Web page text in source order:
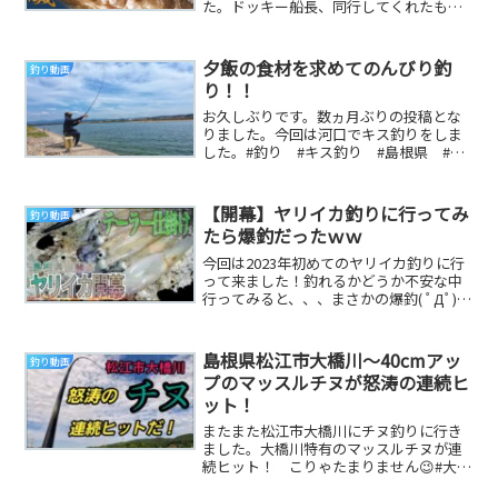
た。ドッキー船長、同行してくれたも一
釣り動画
夕飯の食材を求めてのんびり釣
り！！
お久しぶりです。数ヵ月ぶりの投稿とな
りました。今回は河口でキス釣りをしま
した。#釣り #キス釣り #島根県 #益
釣り動画
【開幕】ヤリイカ釣りに行ってみ
たら爆釣だったｗｗ
今回は2023年初めてのヤリイカ釣りに行
って来ました！釣れるかどうか不安な中
行ってみると、、、まさかの爆釣( ﾟДﾟ)ｗ
釣り動画
島根県松江市大橋川～40cmアッ
プのマッスルチヌが怒涛の連続ヒ
ット！
またまた松江市大橋川にチヌ釣りに行き
ました。大橋川特有のマッスルチヌが連
続ヒット！ こりゃたまりません😉#大橋